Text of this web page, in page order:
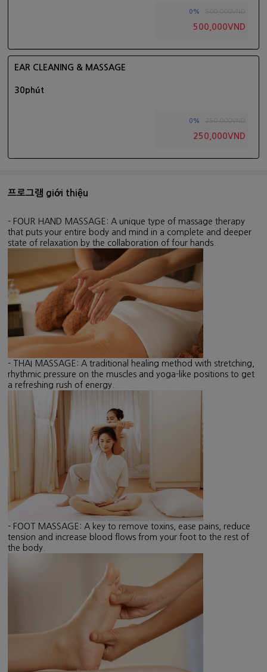
0%
500,000VND
EAR CLEANING & MASSAGE
30phút
0%
250,000VND
프로그램 giới thiệu
- FOUR HAND MASSAGE: A unique type of massage therapy
that puts your entire body and mind in a complete and deeper
state of relaxation by the collaboration of four hands.
- THAI MASSAGE: A traditional healing method with stretching,
rhythmic pressure on the muscles and yoga-like positions to get
a refreshing rush of energy.
- FOOT MASSAGE: A key to remove toxins, ease pains, reduce
tension and increase blood flows from your foot to the rest of
the body.